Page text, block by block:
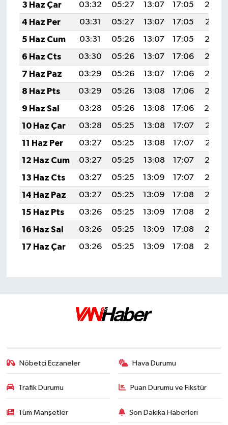
3 Haz Çar
03:32 05:27 13:07 17:05
20:36
4 Haz Per
03:31 05:27 13:07 17:05
20:37
5 Haz Cum
03:31 05:26 13:07 17:05
20:38
6 Haz Cts
03:30 05:26 13:07 17:06
20:38
7 Haz Paz
03:29 05:26 13:07 17:06
20:39
8 Haz Pts
03:29 05:26 13:08 17:06
20:39
9 Haz Sal
03:28 05:26 13:08 17:06
20:40
10 Haz Çar
03:28 05:25 13:08 17:07
20:41
11 Haz Per
03:27 05:25 13:08 17:07
20:41
12 Haz Cum
03:27 05:25 13:08 17:07
20:42
13 Haz Cts
03:27 05:25 13:09 17:07
20:42
14 Haz Paz
03:27 05:25 13:09 17:08
20:42
15 Haz Pts
03:26 05:25 13:09 17:08
20:43
16 Haz Sal
03:26 05:25 13:09 17:08
20:43
17 Haz Çar
03:26 05:25 13:09 17:08 20:44
Nöbetçi Eczaneler Hava Durumu
Trafik Durumu Puan Durumu ve Fikstür
Tüm Manşetler Son Dakika Haberleri